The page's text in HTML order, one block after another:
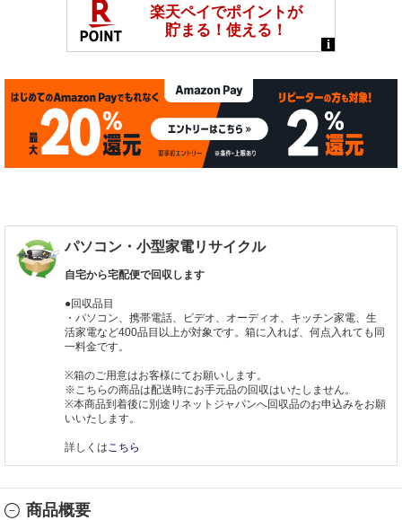
パソコン・小型家電リサイクル
自宅から宅配便で回収します
●回収品目
・パソコン、携帯電話、ビデオ、オーディオ、キッチン家電、生
活家電など400品目以上が対象です。箱に入れば、何点入れても同
一料金です。
※箱のご用意はお客様にてお願いします。
※こちらの商品は配送時にお手元品の回収はいたしません。
※本商品到着後に別途リネットジャパンへ回収品のお申込みをお願
いいたします。
詳しくは こちら
商品概要